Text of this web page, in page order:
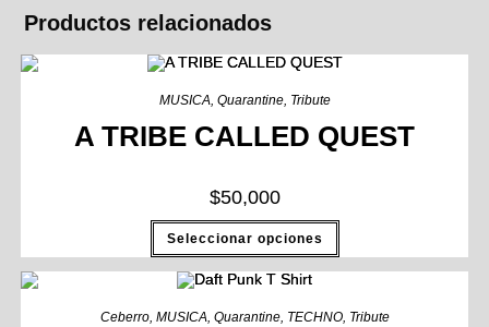
Productos relacionados
MUSICA, Quarantine, Tribute
A TRIBE CALLED QUEST
$50,000
Seleccionar opciones
Ceberro, MUSICA, Quarantine, TECHNO, Tribute